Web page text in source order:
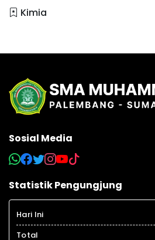
Kimia
Sosial Media
Statistik Pengungjung
Hari Ini
Total